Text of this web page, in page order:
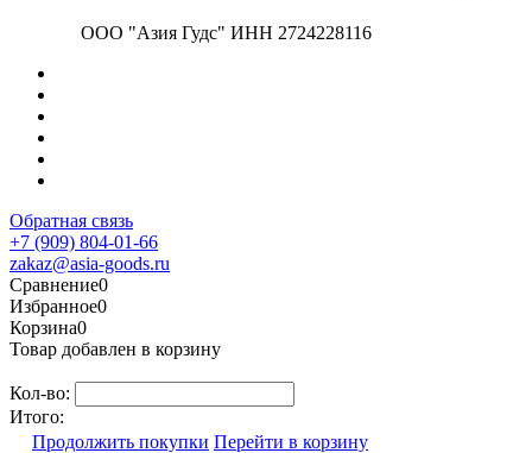
ООО "Азия Гудс" ИНН 2724228116
Обратная связь
+7 (909) 804-01-66
zakaz@asia-goods.ru
Сравнение0
Избранное0
Корзина0
Товар добавлен в корзину
Кол-во:
Итого:
Продолжить покупки Перейти в корзину